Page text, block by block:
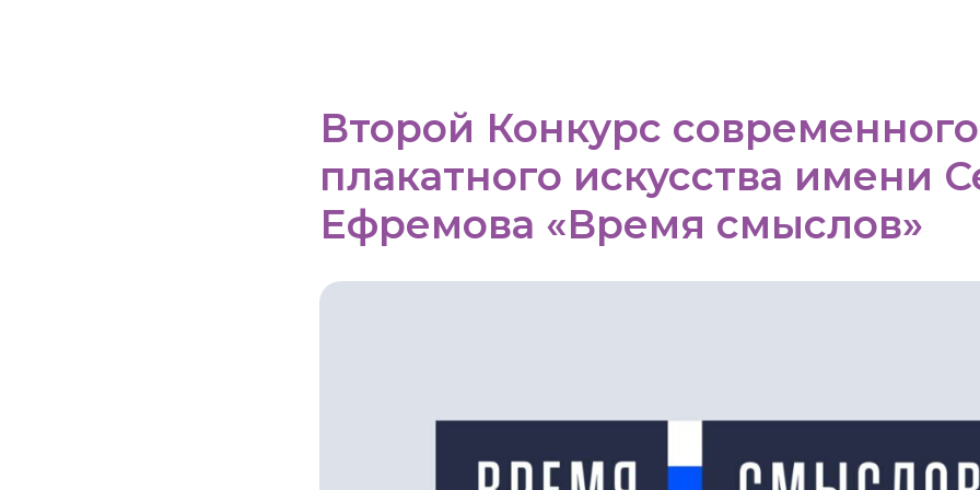
Второй Конкурс современного
плакатного искусства имени
Ефремова «Время смыслов»